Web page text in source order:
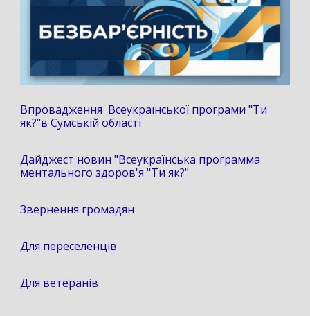
Впровадження Всеукраїнської програми "Ти
як?"в Сумській області
Дайджест новин "Всеукраїнська программа
ментального здоров'я "Ти як?"
Звернення громадян
Для переселенців
Для ветеранів